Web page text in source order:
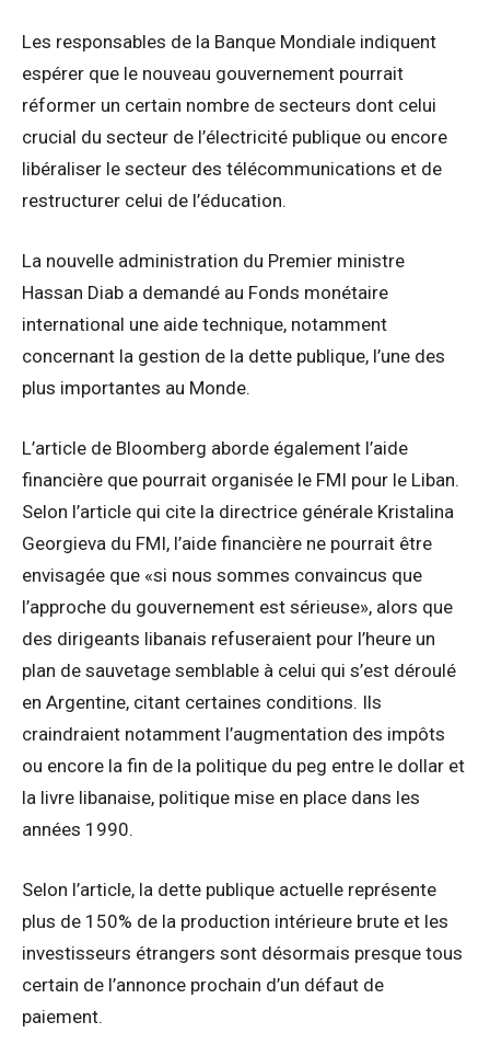
Les responsables de la Banque Mondiale indiquent
espérer que le nouveau gouvernement pourrait
réformer un certain nombre de secteurs dont celui
crucial du secteur de l’électricité publique ou encore
libéraliser le secteur des télécommunications et de
restructurer celui de l’éducation.
La nouvelle administration du Premier ministre
Hassan Diab a demandé au Fonds monétaire
international une aide technique, notamment
concernant la gestion de la dette publique, l’une des
plus importantes au Monde.
L’article de Bloomberg aborde également l’aide
financière que pourrait organisée le FMI pour le Liban.
Selon l’article qui cite la directrice générale Kristalina
Georgieva du FMI, l’aide financière ne pourrait être
envisagée que «si nous sommes convaincus que
l’approche du gouvernement est sérieuse», alors que
des dirigeants libanais refuseraient pour l’heure un
plan de sauvetage semblable à celui qui s’est déroulé
en Argentine, citant certaines conditions. Ils
craindraient notamment l’augmentation des impôts
ou encore la fin de la politique du peg entre le dollar et
la livre libanaise, politique mise en place dans les
années 1990.
Selon l’article, la dette publique actuelle représente
plus de 150% de la production intérieure brute et les
investisseurs étrangers sont désormais presque tous
certain de l’annonce prochain d’un défaut de
paiement.